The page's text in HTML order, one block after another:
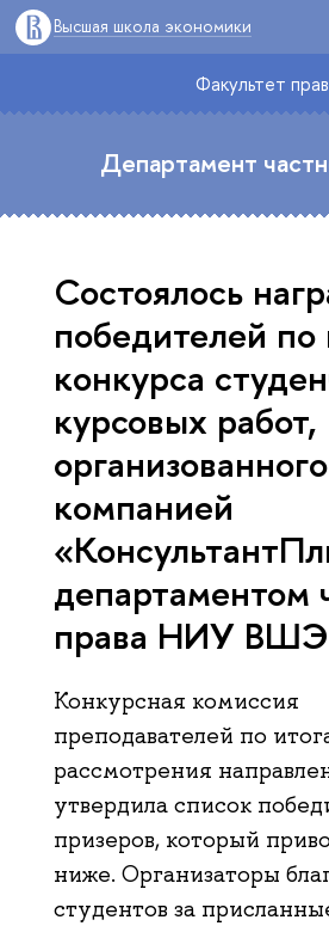
Высшая школа экономики
Факультет
Департамент
Состоялось
победителей по
конкурса
курсовых работ,
организованного
компанией
департаментом
права НИУ ВШЭ
Конкурсная комиссия
преподавателей по
рассмотрения
утвердила список
призеров, который
ниже. Организаторы
студентов за